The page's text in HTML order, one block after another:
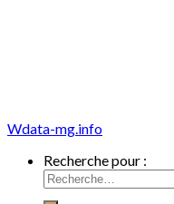
Wdata-mg.info
Recherche pour :